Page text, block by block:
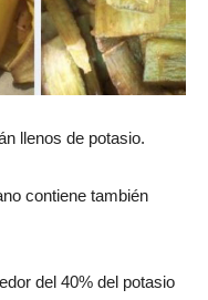
llenos de potasio.
contiene también
del 40% del potasio